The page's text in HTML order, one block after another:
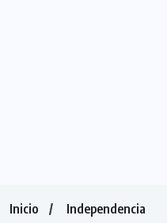
Inicio
Independencia